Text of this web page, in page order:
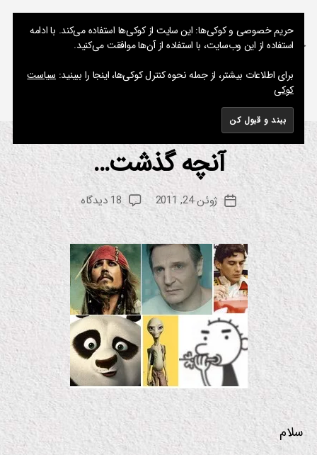
جستجو
نوشته های پراکنده یک مسعود
دسته‌هاان
ی
ش
ن
س
ین
ا
ی
ل
م
آنچه گذشت…
نویسنده
نوشته
از
م
س
ع
و
د
تاریخ
نوشته
ژوئن 24, 2011 18 دیدگاه
برای
آنچه
گذشت…
سلام
حریم خصوصی و کوکی‌ها: این سایت از کوکی‌ها استفاده می‌کند. با ادامه
استفاده از این وب‌سایت، با استفاده از آن‌ها موافقت می‌کنید.
برای اطلاعات بیشتر، از جمله نحوه کنترل کوکی‌ها، اینجا را ببینید: سیاست
کوکی